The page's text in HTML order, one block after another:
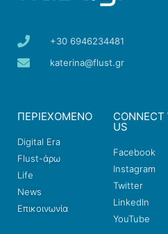
+30 6946234481
katerina@flust.gr
ΠΕΡΙΕΧΟΜΕΝΟ
Digital Era
Flust-άρω
Life
News
Επικοινωνία
CONNECT
US
Facebook
Instagram
Twitter
LinkedIn
YouTube